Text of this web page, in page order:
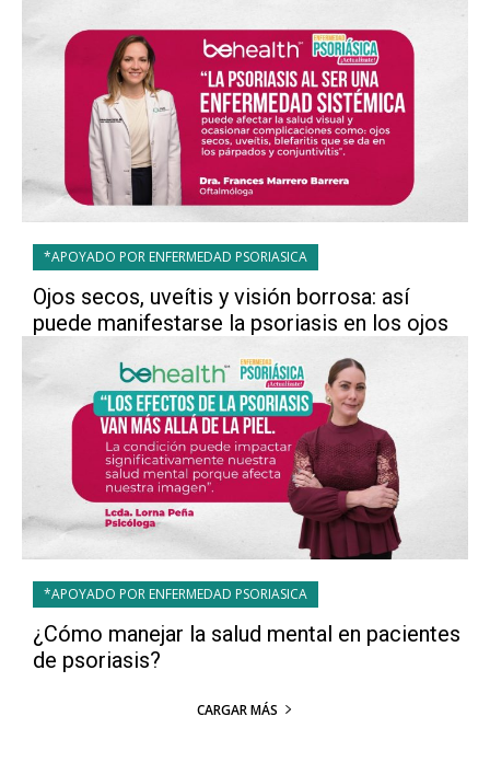
*APOYADO POR ENFERMEDAD PSORIASICA
Ojos secos, uveítis y visión borrosa: así
puede manifestarse la psoriasis en los ojos
*APOYADO POR ENFERMEDAD PSORIASICA
¿Cómo manejar la salud mental en pacientes
de psoriasis?
CARGAR MÁS